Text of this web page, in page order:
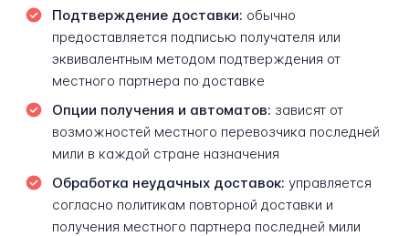
Подтверждение доставки: обычно
предоставляется подписью получателя или
эквивалентным методом подтверждения от
местного партнера по доставке
Опции получения и автоматов: зависят от
возможностей местного перевозчика последней
мили в каждой стране назначения
Обработка неудачных доставок: управляется
согласно политикам повторной доставки и
получения местного партнера последней мили